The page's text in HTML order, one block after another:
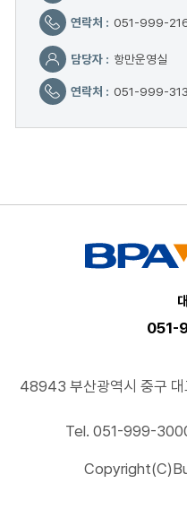
연락처 : 051-999-
담당자 : 항만운영실
연락처 : 051-999-
051-
48943 부산광역시 중구
Tel. 051-999-